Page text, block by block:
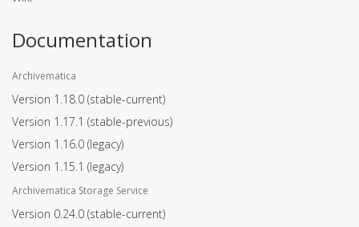
Documentation
Archivematica
Version 1.18.0 (stable-current)
Version 1.17.1 (stable-previous)
Version 1.16.0 (legacy)
Version 1.15.1 (legacy)
Archivematica Storage Service
Version 0.24.0 (stable-current)